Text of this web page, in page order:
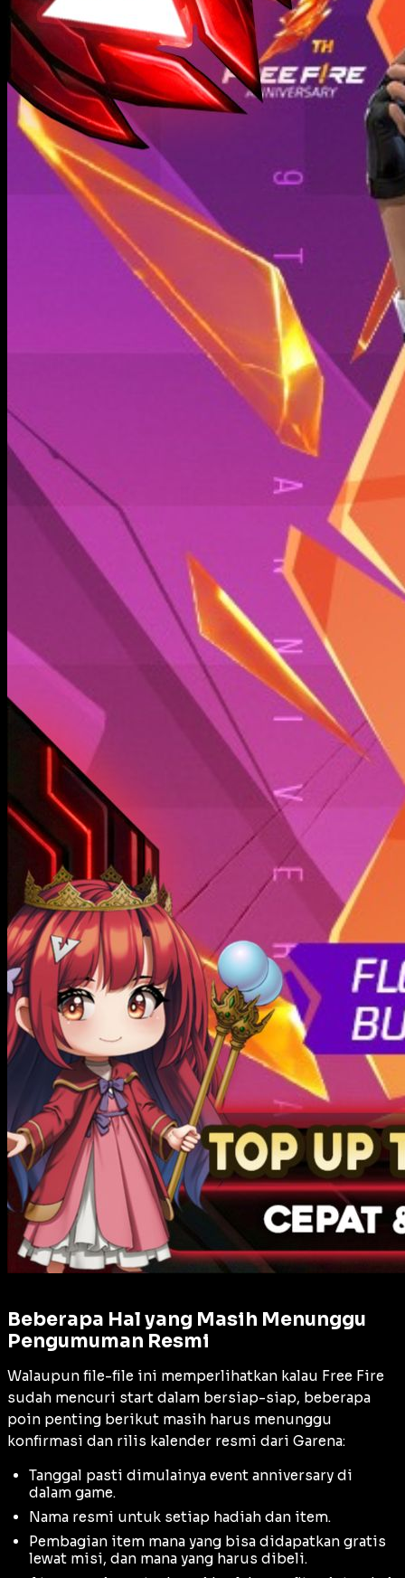
Beberapa Hal yang Masih Menunggu
Pengumuman Resmi
Walaupun file-file ini memperlihatkan kalau Free Fire
sudah mencuri start dalam bersiap-siap, beberapa
poin penting berikut masih harus menunggu
konfirmasi dan rilis kalender resmi dari Garena:
Tanggal pasti dimulainya event anniversary di
dalam game.
Nama resmi untuk setiap hadiah dan item.
Pembagian item mana yang bisa didapatkan gratis
lewat misi, dan mana yang harus dibeli.